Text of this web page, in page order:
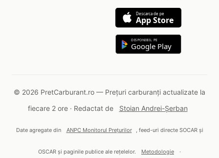
Descarca de pe
App Store
DISPONIBIL PE
Google Play
© 2026 PretCarburant.ro — Prețuri carburanți actualizate la
fiecare 2 ore · Redactat de
Stoian Andrei-Șerban
Date agregate din ANPC Monitorul Prețurilor , feed-uri directe SOCAR și
OSCAR și paginile publice ale rețelelor. Metodologie ·